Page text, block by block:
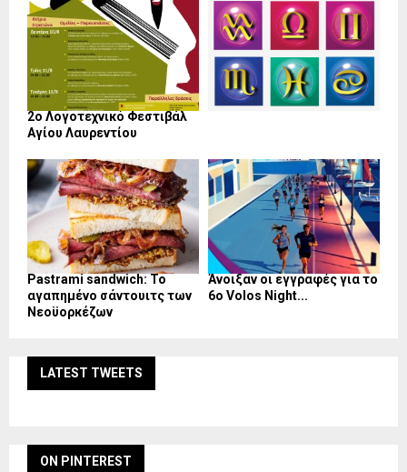
2ο Λογοτεχνικό Φεστιβάλ
Αγίου Λαυρεντίου
Pastrami sandwich: Το
αγαπημένο σάντουιτς των
Νεοϋορκέζων
Άνοιξαν οι εγγραφές για το
6ο Volos Night...
LATEST TWEETS
ON PINTEREST